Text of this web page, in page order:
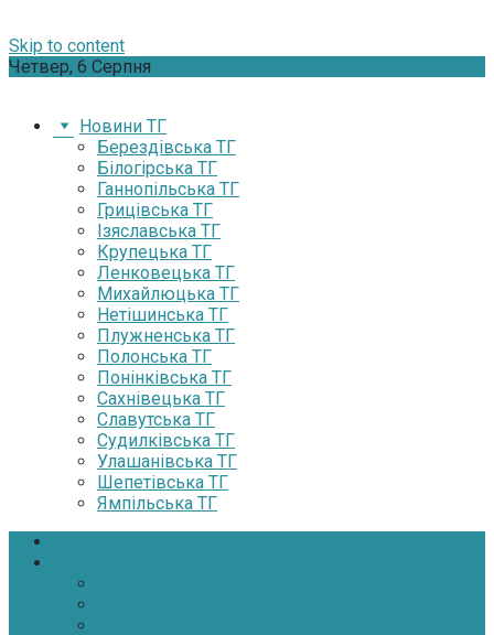
Skip to content
Четвер, 6 Серпня
Новини ТГ
Берездівська ТГ
Білогірська ТГ
Ганнопільська ТГ
Грицівська ТГ
Ізяславська ТГ
Крупецька ТГ
Ленковецька ТГ
Михайлюцька ТГ
Нетішинська ТГ
Плужненська ТГ
Полонська ТГ
Понінківська ТГ
Сахнівецька ТГ
Славутська ТГ
Судилківська ТГ
Улашанівська ТГ
Шепетівська ТГ
Ямпільська ТГ